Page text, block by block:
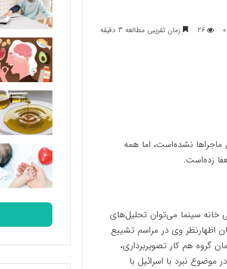
0
26 زمان تقریبی مطالعه 3 دقیقه
ماجرا‌ها نشده‌است، اما همه
زده‌است.
خانه سینما می‌توان تحلیل‌های
اظهار‌نظر وی در مراسم تشییع
گروه هم کار تصویربرداری،
موضوع نبرد با اسرائیل با